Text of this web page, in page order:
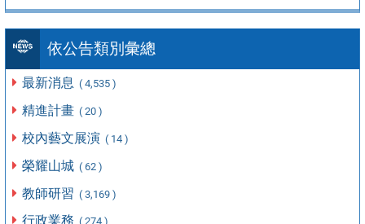
依公告類別彙總
最新消息 ( 4,535 )
精進計畫 ( 20 )
校內藝文展演 ( 14 )
榮耀山城 ( 62 )
教師研習 ( 3,169 )
行政業務 ( 274 )